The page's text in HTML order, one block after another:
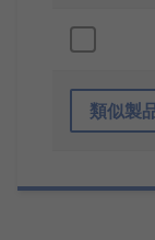
類似製